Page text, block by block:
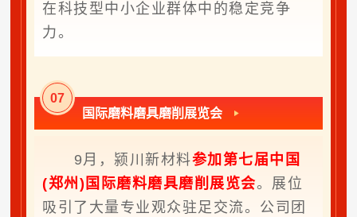
在科技型中小企业群体中的稳定竞争
力。
07
国际磨料磨具磨削展览会
9月，颍川新材料参加第七届中国
(郑州)国际磨料磨具磨削展览会。展位
吸引了大量专业观众驻足交流。公司团